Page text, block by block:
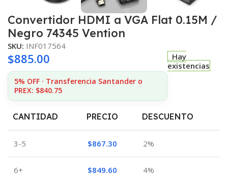
Convertidor HDMI a VGA Flat 0.15M /
Negro 74345 Vention
SKU: INF017564
$885.00
5% OFF · Transferencia Santander o
PREX: $840.75
Hay
existencias
CANTIDAD PRECIO DESCUENTO
3-5 $867.30 2%
6+ $849.60
4%